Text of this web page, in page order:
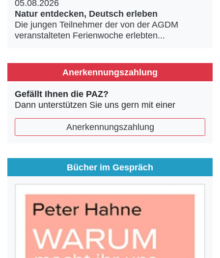
05.08.2026
Natur entdecken, Deutsch erleben
Die jungen Teilnehmer der von der AGDM
veranstalteten Ferienwoche erlebten...
Anerkennungszahlung
Gefällt Ihnen die PAZ?
Dann unterstützen Sie uns gern mit einer
Anerkennungszahlung
Bücher im Gespräch